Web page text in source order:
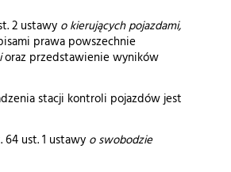
2 ustawy o kierujących pojazdami,
prawa powszechnie
oraz przedstawienie wyników
stacji kontroli pojazdów jest
ust. 1 ustawy o swobodzie